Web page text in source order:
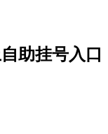
助挂号入口